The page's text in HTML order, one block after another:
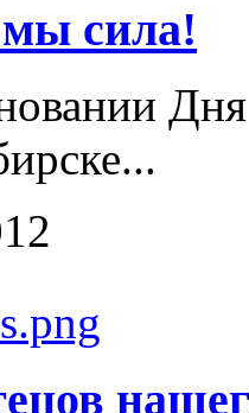
сила!